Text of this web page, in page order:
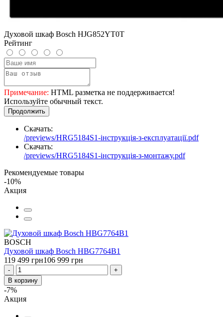
Духовой шкаф Bosch HJG852YT0T
Рейтинг
Примечание: HTML разметка не поддерживается!
Используйте обычный текст.
Продолжить
Скачать:
/previews/HRG5184S1-інструкція-з-експлуатації.pdf
Скачать:
/previews/HRG5184S1-інструкція-з-монтажу.pdf
Рекомендуемые товары
-10%
Акция
BOSCH
Духовой шкаф Bosch HBG7764B1
119 499 грн106 999 грн
-
+
В корзину
-7%
Акция